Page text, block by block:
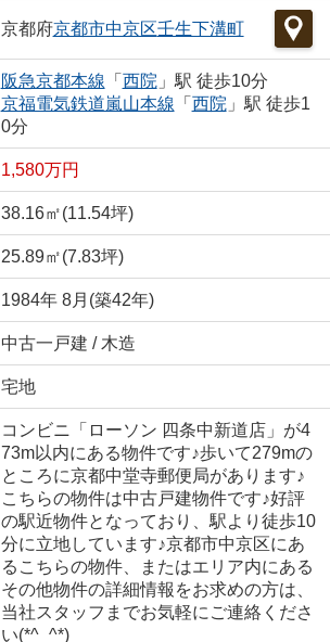
京都府京都市中京区壬生下溝町
阪急京都本線 「 西院 」駅 徒歩10分
京福電気鉄道嵐山本線 「 西院 」駅 徒歩1
0分
1,580万円
38.16㎡(11.54坪)
25.89㎡(7.83坪)
1984年 8月(築42年)
中古一戸建 / 木造
宅地
コンビニ「ローソン 四条中新道店」が4
73m以内にある物件です♪歩いて279mの
ところに京都中堂寺郵便局があります♪
こちらの物件は中古戸建物件です♪好評
の駅近物件となっており、駅より徒歩10
分に立地しています♪京都市中京区にあ
るこちらの物件、またはエリア内にある
その他物件の詳細情報をお求めの方は、
当社スタッフまでお気軽にご連絡くださ
い(*^_^*)